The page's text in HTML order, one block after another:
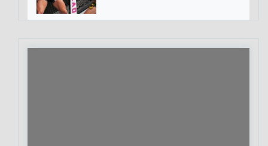
каждом бою, а Конор умеет